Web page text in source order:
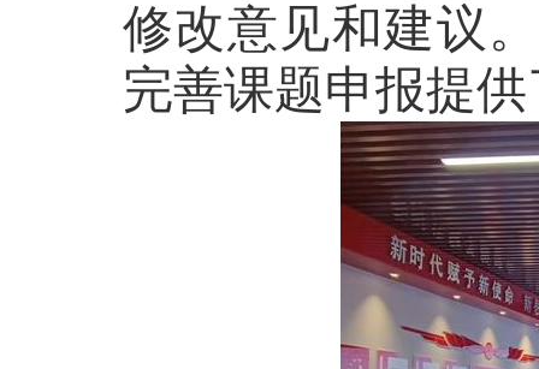
修改意见和建议
完善课题申报提